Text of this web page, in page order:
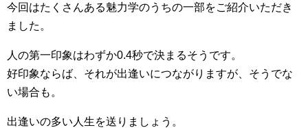
今回はたくさんある魅力学のうちの一部をご紹介いただき
ました。
人の第一印象はわずか0.4秒で決まるそうです。
好印象ならば、それが出逢いにつながりますが、そうでな
い場合も。
出逢いの多い人生を送りましょう。